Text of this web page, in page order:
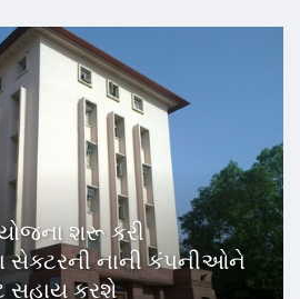
શરૂ કરી
સેક્ટરની નાની કંપનીઓને
સહાય કરશે